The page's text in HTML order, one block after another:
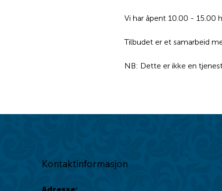
Vi har åpent 10.00 - 15.00
Tilbudet er et samarbeid
NB: Dette er ikke en
Kontaktinformasjon